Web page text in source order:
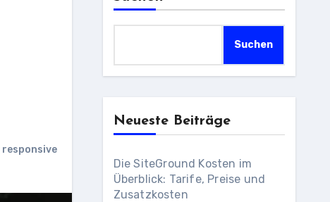
responsive
Suchen
Neueste Beiträge
Die SiteGround Kosten im
Überblick: Tarife, Preise und
Zusatzkosten